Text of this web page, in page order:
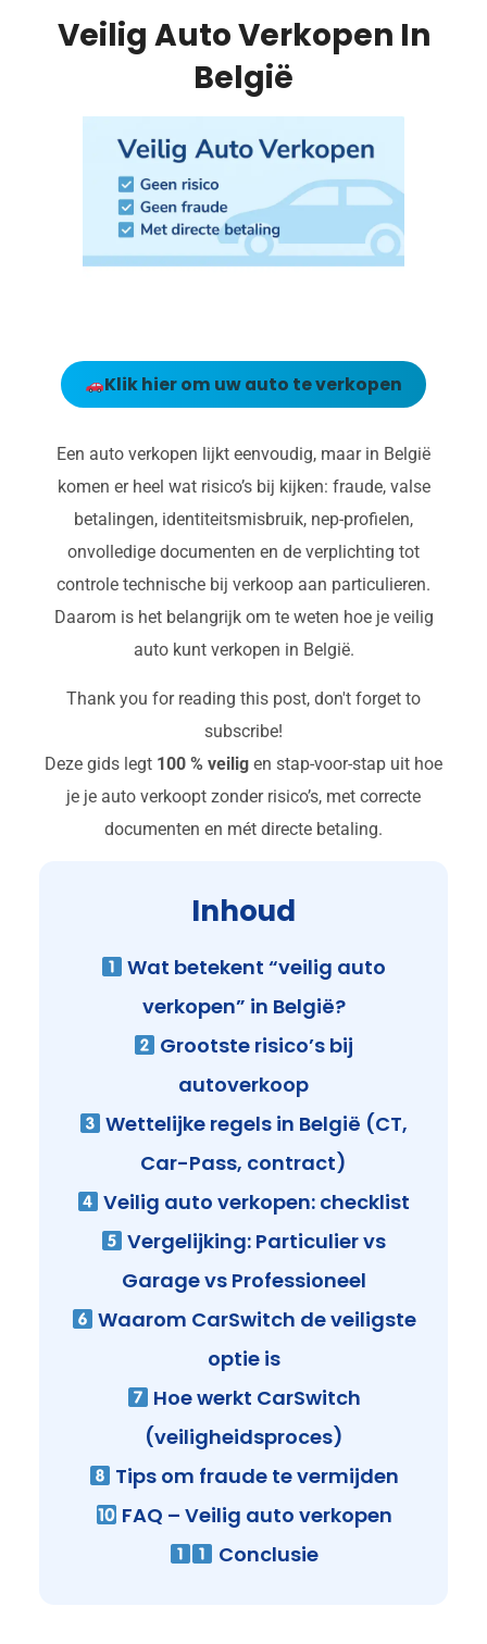
Veilig Auto Verkopen In
België
Klik hier om uw auto te verkopen
Een auto verkopen lijkt eenvoudig, maar in België
komen er heel wat risico’s bij kijken: fraude, valse
betalingen, identiteitsmisbruik, nep-profielen,
onvolledige documenten en de verplichting tot
controle technische bij verkoop aan particulieren.
Daarom is het belangrijk om te weten hoe je veilig
auto kunt verkopen in België.
Thank you for reading this post, don't forget to
subscribe!
Deze gids legt 100 % veilig en stap-voor-stap uit hoe
je je auto verkoopt zonder risico’s, met correcte
documenten en mét directe betaling.
Inhoud
Wat betekent “veilig auto
verkopen” in België?
Grootste risico’s bij
autoverkoop
Wettelijke regels in België (CT,
Car-Pass, contract)
Veilig auto verkopen: checklist
Vergelijking: Particulier vs
Garage vs Professioneel
Waarom CarSwitch de veiligste
optie is
Hoe werkt CarSwitch
(veiligheidsproces)
Tips om fraude te vermijden
FAQ – Veilig auto verkopen
Conclusie